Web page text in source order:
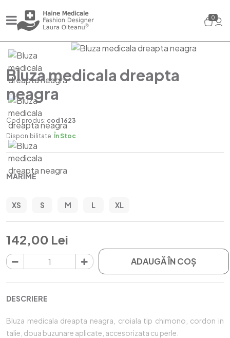
0
Bluza medicala dreapta
neagra
Cod produs: cod 1623
Disponibilitate: În Stoc
MARIME
XS S M L XL
142,00 Lei
ADAUGĂ ÎN COŞ
DESCRIERE
Bluza medicala dreapta neagra, croiala tip chimono, cordon in
talie, doua buzunare aplicate, accesorizata cu perle.